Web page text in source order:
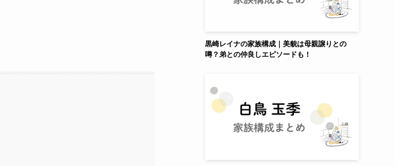
黒崎レイナの家族構成｜美貌は母親譲りとの
噂？弟との仲良しエピソードも！